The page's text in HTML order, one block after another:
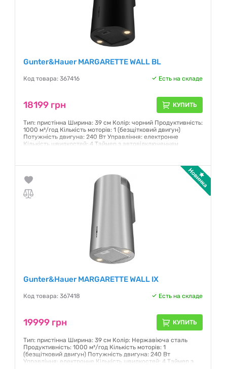
Gunter&Hauer MARGARETTE WALL BL
Код товара: 367416 Есть на складе
18199 грн КУПИТЬ
Тип: пристінна Ширина: 39 см Колір: чорний Продуктивність:
1000 м³/год Кількість моторів: 1 (безщітковий двигун)
Потужність двигуна: 240 Вт Управління: електронне
Кількість швидкостей: 4 Таймер з автовідключенням
Гарантия:12 месяцев
Gunter&Hauer MARGARETTE WALL IX
Код товара: 367418 Есть на складе
19999 грн КУПИТЬ
Тип: пристінна Ширина: 39 см Колір: Нержавіюча сталь
Продуктивність: 1000 м³/год Кількість моторів: 1
(безщітковий двигун) Потужність двигуна: 240 Вт
Управління: електронне Кількість швидкостей: 4 Таймер з